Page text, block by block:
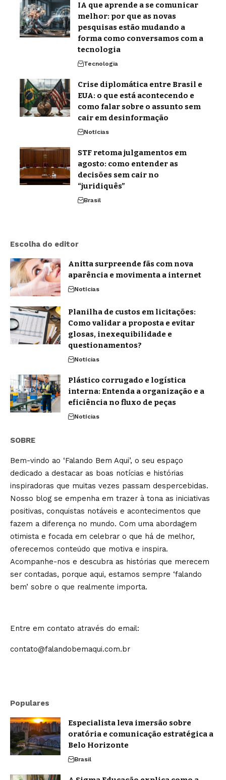
IA que aprende a se comunicar
melhor: por que as novas
pesquisas estão mudando a
forma como conversamos com a
tecnologia
Tecnologia
Crise diplomática entre Brasil e
EUA: o que está acontecendo e
como falar sobre o assunto sem
cair em desinformação
Notícias
STF retoma julgamentos em
agosto: como entender as
decisões sem cair no
“juridiquês”
Brasil
Escolha do editor
Anitta surpreende fãs com nova
aparência e movimenta a internet
Notícias
Planilha de custos em licitações:
Como validar a proposta e evitar
glosas, inexequibilidade e
questionamentos?
Notícias
Plástico corrugado e logística
interna: Entenda a organização e a
eficiência no fluxo de peças
Notícias
SOBRE
Bem-vindo ao ‘Falando Bem Aqui’, o seu espaço
dedicado a destacar as boas notícias e histórias
inspiradoras que muitas vezes passam despercebidas.
Nosso blog se empenha em trazer à tona as iniciativas
positivas, conquistas notáveis e acontecimentos que
fazem a diferença no mundo. Com uma abordagem
otimista e focada em celebrar o que há de melhor,
oferecemos conteúdo que motiva e inspira.
Acompanhe-nos e descubra as histórias que merecem
ser contadas, porque aqui, estamos sempre ‘falando
bem’ sobre o que realmente importa.
Entre em contato através do email:
contato@falandobemaqui.com.br
Populares
Especialista leva imersão sobre
oratória e comunicação estratégica a
Belo Horizonte
Brasil